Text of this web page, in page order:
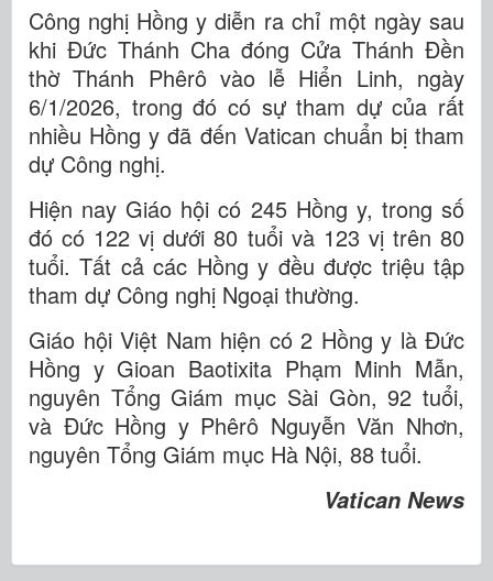
Công nghị Hồng y diễn ra chỉ một ngày sau
khi Đức Thánh Cha đóng Cửa Thánh Đền
thờ Thánh Phêrô vào lễ Hiển Linh, ngày
6/1/2026, trong đó có sự tham dự của rất
nhiều Hồng y đã đến Vatican chuẩn bị tham
dự Công nghị.
Hiện nay Giáo hội có 245 Hồng y, trong số
đó có 122 vị dưới 80 tuổi và 123 vị trên 80
tuổi. Tất cả các Hồng y đều được triệu tập
tham dự Công nghị Ngoại thường.
Giáo hội Việt Nam hiện có 2 Hồng y là Đức
Hồng y Gioan Baotixita Phạm Minh Mẫn,
nguyên Tổng Giám mục Sài Gòn, 92 tuổi,
và Đức Hồng y Phêrô Nguyễn Văn Nhơn,
nguyên Tổng Giám mục Hà Nội, 88 tuổi.
Vatican News